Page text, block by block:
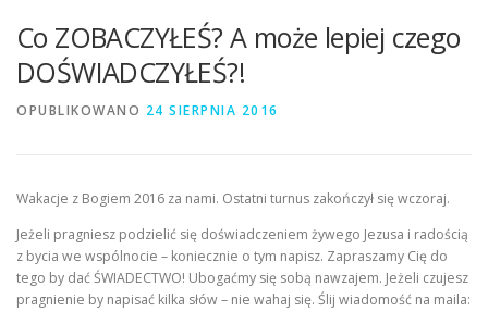
Co ZOBACZYŁEŚ? A może lepiej czego
DOŚWIADCZYŁEŚ?!
OPUBLIKOWANO 24 SIERPNIA 2016
Wakacje z Bogiem 2016 za nami. Ostatni turnus zakończył się wczoraj.
Jeżeli pragniesz podzielić się doświadczeniem żywego Jezusa i radością
z bycia we wspólnocie – koniecznie o tym napisz. Zapraszamy Cię do
tego by dać ŚWIADECTWO! Ubogaćmy się sobą nawzajem. Jeżeli czujesz
pragnienie by napisać kilka słów – nie wahaj się. Ślij wiadomość na maila: